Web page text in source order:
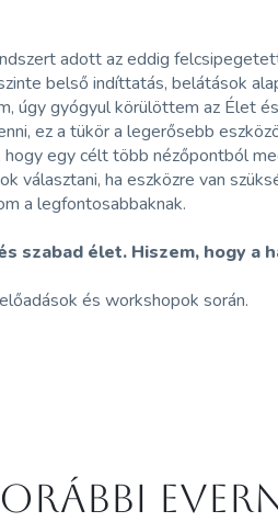
adott az eddig
belső indíttatás, belátások
úgy gyógyul körülöttem az Élet
ez a tükör a legerősebb
egy célt több nézőpontból
ha eszközre van
a legfontosabbaknak.
szabad élet. Hiszem, hogy a
és workshopok során.